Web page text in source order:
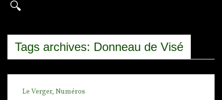
Tags archives: Donneau de Visé
Le Verger, Numéros